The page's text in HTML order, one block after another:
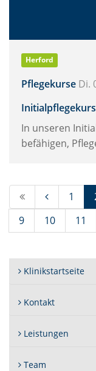
Herford
Pflegekurse Di.
In unseren
befähigen,
1
9
10 11
Klinikstartseite
Kontakt
Leistungen
Team